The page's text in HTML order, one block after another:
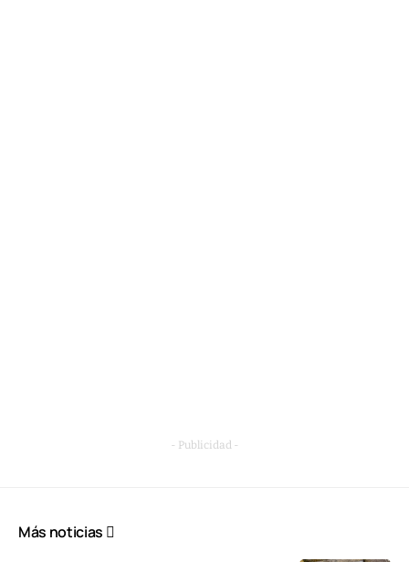
- Publicidad -
Más noticias